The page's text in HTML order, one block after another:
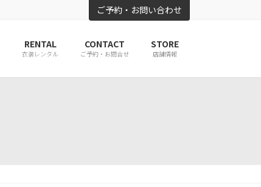
ご予約・お問い合わせ
RENTAL
衣装レンタル
CONTACT
ご予約・お問合せ
STORE
店舗情報